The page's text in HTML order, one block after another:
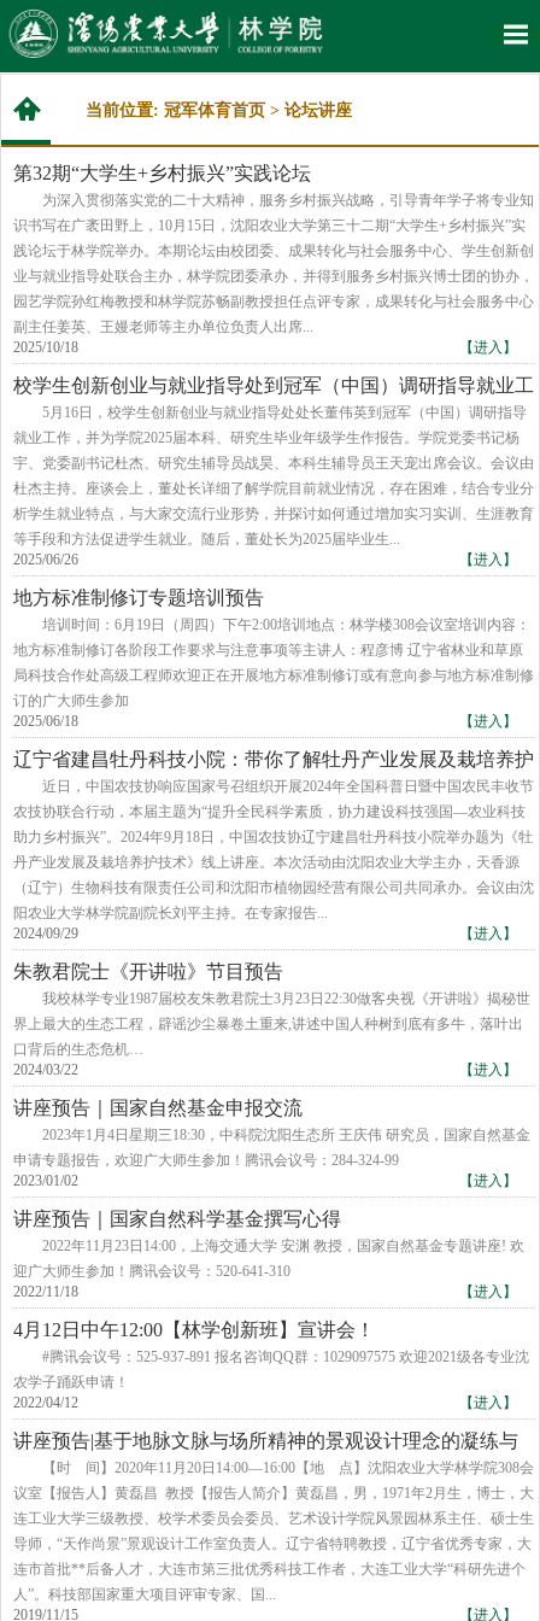
当前位置: 冠军体育首页 > 论坛讲座
第32期“大学生+乡村振兴”实践论坛
为深入贯彻落实党的二十大精神，服务乡村振兴战略，引导青年学子将专业知
识书写在广袤田野上，10月15日，沈阳农业大学第三十二期“大学生+乡村振兴”实
践论坛于林学院举办。本期论坛由校团委、成果转化与社会服务中心、学生创新创
业与就业指导处联合主办，林学院团委承办，并得到服务乡村振兴博士团的协办，
园艺学院孙红梅教授和林学院苏畅副教授担任点评专家，成果转化与社会服务中心
副主任姜英、王嫚老师等主办单位负责人出席...
【进入】
2025/10/18
校学生创新创业与就业指导处到冠军（中国）调研指导就业工
5月16日，校学生创新创业与就业指导处处长董伟英到冠军（中国）调研指导
就业工作，并为学院2025届本科、研究生毕业年级学生作报告。学院党委书记杨
宇、党委副书记杜杰、研究生辅导员战昊、本科生辅导员王天宠出席会议。会议由
杜杰主持。座谈会上，董处长详细了解学院目前就业情况，存在困难，结合专业分
析学生就业特点，与大家交流行业形势，并探讨如何通过增加实习实训、生涯教育
等手段和方法促进学生就业。随后，董处长为2025届毕业生...
【进入】
2025/06/26
地方标准制修订专题培训预告
​培训时间：6月19日（周四）下午2:00培训地点：林学楼308会议室培训内容：
地方标准制修订各阶段工作要求与注意事项等主讲人：程彦博 辽宁省林业和草原
局科技合作处高级工程师欢迎正在开展地方标准制修订或有意向参与地方标准制修
订的广大师生参加
【进入】
2025/06/18
辽宁省建昌牡丹科技小院：带你了解牡丹产业发展及栽培养护
技术近日，中国农技协响应国家号召组织开展2024年全国科普日暨中国农民丰收节
农技协联合行动，本届主题为“提升全民科学素质，协力建设科技强国—农业科技
助力乡村振兴”。2024年9月18日，中国农技协辽宁建昌牡丹科技小院举办题为《牡
丹产业发展及栽培养护技术》线上讲座。本次活动由沈阳农业大学主办，天香源
（辽宁）生物科技有限责任公司和沈阳市植物园经营有限公司共同承办。会议由沈
阳农业大学林学院副院长刘平主持。在专家报告...
【进入】
2024/09/29
朱教君院士《开讲啦》节目预告
​我校林学专业1987届校友朱教君院士3月23日22:30做客央视《开讲啦》揭秘世
界上最大的生态工程，辟谣沙尘暴卷土重来,讲述中国人种树到底有多牛，落叶出
口背后的生态危机…
【进入】
2024/03/22
讲座预告｜国家自然基金申报交流
2023年1月4日星期三18:30，中科院沈阳生态所 王庆伟 研究员，国家自然基金
申请专题报告，欢迎广大师生参加！腾讯会议号：284-324-99
【进入】
2023/01/02
讲座预告｜国家自然科学基金撰写心得
2022年11月23日14:00，上海交通大学 安渊 教授，国家自然基金专题讲座! 欢
迎广大师生参加！腾讯会议号：520-641-310
【进入】
2022/11/18
4月12日中午12:00【林学创新班】宣讲会！
#腾讯会议号：525-937-891 报名咨询QQ群：1029097575 欢迎2021级各专业沈
农学子踊跃申请！
【进入】
2022/04/12
讲座预告|基于地脉文脉与场所精神的景观设计理念的凝练与
表达【时 间】2020年11月20日14:00—16:00【地 点】沈阳农业大学林学院308会
议室【报告人】黄磊昌 教授【报告人简介】黄磊昌，男，1971年2月生，博士，大
连工业大学三级教授、校学术委员会委员、艺术设计学院风景园林系主任、硕士生
导师，“天作尚景”景观设计工作室负责人。辽宁省特聘教授，辽宁省优秀专家，大
连市首批**后备人才，大连市第三批优秀科技工作者，大连工业大学“科研先进个
人”。科技部国家重大项目评审专家、国...
【进入】
2019/11/15